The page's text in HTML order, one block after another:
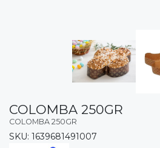
COLOMBA 250GR
COLOMBA 250GR
SKU: 1639681491007